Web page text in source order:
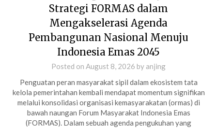
Strategi FORMAS dalam
Mengakselerasi Agenda
Pembangunan Nasional Menuju
Indonesia Emas 2045
Posted on August 8, 2026 by anjing
Penguatan peran masyarakat sipil dalam ekosistem tata
kelola pemerintahan kembali mendapat momentum signifikan
melalui konsolidasi organisasi kemasyarakatan (ormas) di
bawah naungan Forum Masyarakat Indonesia Emas
(FORMAS). Dalam sebuah agenda pengukuhan yang